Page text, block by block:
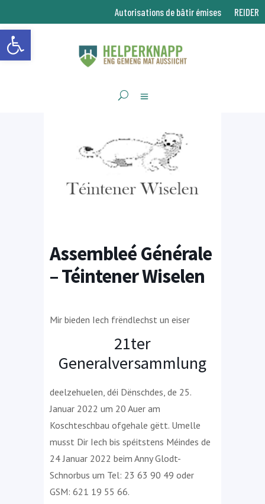
Ouvrir la barre d’outils
Autorisations de bâtir émises REIDER
Assembleé Générale
– Téintener Wiselen
Mir bieden Iech frëndlechst un eiser
21ter
Generalversammlung
deelzehuelen, déi Dënschdes, de 25.
Januar 2022 um 20 Auer am
Koschteschbau ofgehale gëtt. Umelle
musst Dir Iech bis spéitstens Méindes de
24 Januar 2022 beim Anny Glodt-
Schnorbus um Tel: 23 63 90 49 oder
GSM: 621 19 55 66.